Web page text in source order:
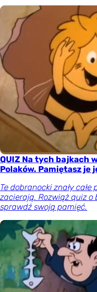
QUIZ Na tych bajkach
Polaków. Pamiętasz je
Te dobranocki znały całe
zacierają. Rozwiąż quiz o
sprawdź swoją pamięć.